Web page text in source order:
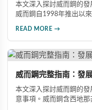
本文深入探討威而鋼的發
威而鋼自1998年推出以
指導下做出明智決定。
READ MORE →
威而鋼完整指南：發
本文深入探討威而鋼的
意事項。威而鋼含西地